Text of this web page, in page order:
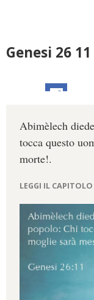
Genesi 26 11
Abimèlech
tocca questo
morte!.
LEGGI IL